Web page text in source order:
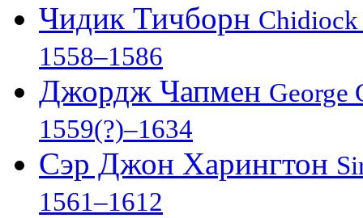
Чидик Тичборн
1558–1586
Джордж Чапмен George
1559(?)–1634
Сэр Джон Харингтон
1561–1612